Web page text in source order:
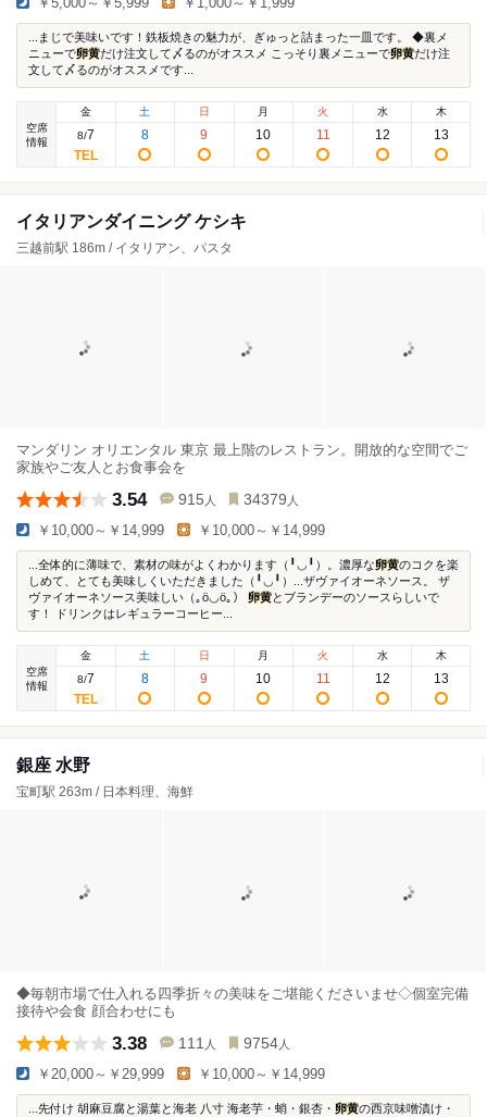
...まじで美味いです！鉄板焼きの魅力が、ぎゅっと詰まった一皿です。 ◆裏メ
ニューで卵黄だけ注文して〆るのがオススメ こっそり裏メニューで卵黄だけ注
文して〆るのがオススメです...
空席
情報
金
8/7
土
8
日
9
月
10
火
11
水
12
木
13
イタリアンダイニング ケシキ
三越前駅 186m / イタリアン、パスタ
マンダリン オリエンタル 東京 最上階のレストラン。開放的な空間でご
家族やご友人とお食事会を
3.54 915 人 34379 人
￥10,000～￥14,999 ￥10,000～￥14,999
...全体的に薄味で、素材の味がよくわかります（╹◡╹）。濃厚な卵黄のコクを楽
しめて、とても美味しくいただきました（╹◡╹）...ザヴァイオーネソース。 ザ
ヴァイオーネソース美味しい（｡ӧ◡ӧ｡） 卵黄とブランデーのソースらしいで
す！ ドリンクはレギュラーコーヒー...
空席
情報
金
8/7
土
8
日
9
月
10
火
11
水
12
木
13
銀座 水野
宝町駅 263m / 日本料理、海鮮
◆毎朝市場で仕入れる四季折々の美味をご堪能くださいませ◇個室完備
接待や会食 顔合わせにも
3.38 111 人 9754 人
￥20,000～￥29,999 ￥10,000～￥14,999
...先付け 胡麻豆腐と湯葉と海老 八寸 海老芋・蛸・銀杏・ 卵黄の西京味噌漬け・